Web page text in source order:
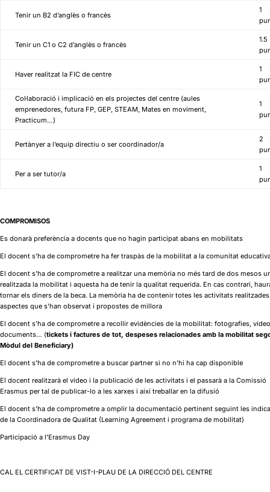
Tenir un B2 d’anglès o francès
1
Tenir un C1 o C2 d’anglès o francès
1.5
Haver realitzat la FIC de centre
1
Col·laboració i implicació en els projectes del centre (aules
emprenedores, futura FP, GEP, STEAM, Mates en moviment,
Practicum…)
1
Pertànyer a l’equip directiu o ser coordinador/a
2
Per a ser tutor/a
1
COMPROMISOS
Es donarà preferència a docents que no hagin participat abans en mobilitats
El docent s’ha de comprometre ha fer traspàs de la mobilitat a la comunitat
El docent s’ha de comprometre a realitzar una memòria no més tard de dos mesos
realitzada la mobilitat i aquesta ha de tenir la qualitat requerida. En cas contrari,
tornar els diners de la beca. La memòria ha de contenir totes les activitats
aspectes que s’han observat i propostes de millora
El docent s’ha de comprometre a recollir evidències de la mobilitat: fotografies,
documents… (tickets i factures de tot, despeses relacionades amb la mobilitat
Mòdul del Beneficiary)
El docent s’ha de comprometre a buscar partner si no n’hi ha cap disponible
El docent realitzarà el video i la publicació de les activitats i el passarà a la Comissió
Erasmus per tal de publicar-lo a les xarxes i així treballar en la difusió
El docent s’ha de comprometre a omplir la documentació pertinent seguint les
de la Coordinadora de Qualitat (Learning Agreement i programa de mobilitat)
Participació a l’Erasmus Day
CAL EL CERTIFICAT DE VIST-I-PLAU DE LA DIRECCIÓ DEL CENTRE